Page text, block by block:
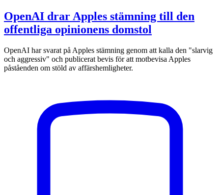
OpenAI drar Apples stämning till den
offentliga opinionens domstol
OpenAI har svarat på Apples stämning genom att kalla den "slarvig
och aggressiv" och publicerat bevis för att motbevisa Apples
påståenden om stöld av affärshemligheter.